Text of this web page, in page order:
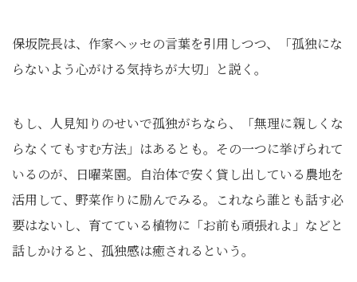
保坂院長は、作家ヘッセの言葉を引用しつつ、「孤独にな
らないよう心がける気持ちが大切」と説く。
もし、人見知りのせいで孤独がちなら、「無理に親しくな
らなくてもすむ方法」はあるとも。その一つに挙げられて
いるのが、日曜菜園。自治体で安く貸し出している農地を
活用して、野菜作りに励んでみる。これなら誰とも話す必
要はないし、育てている植物に「お前も頑張れよ」などと
話しかけると、孤独感は癒されるという。